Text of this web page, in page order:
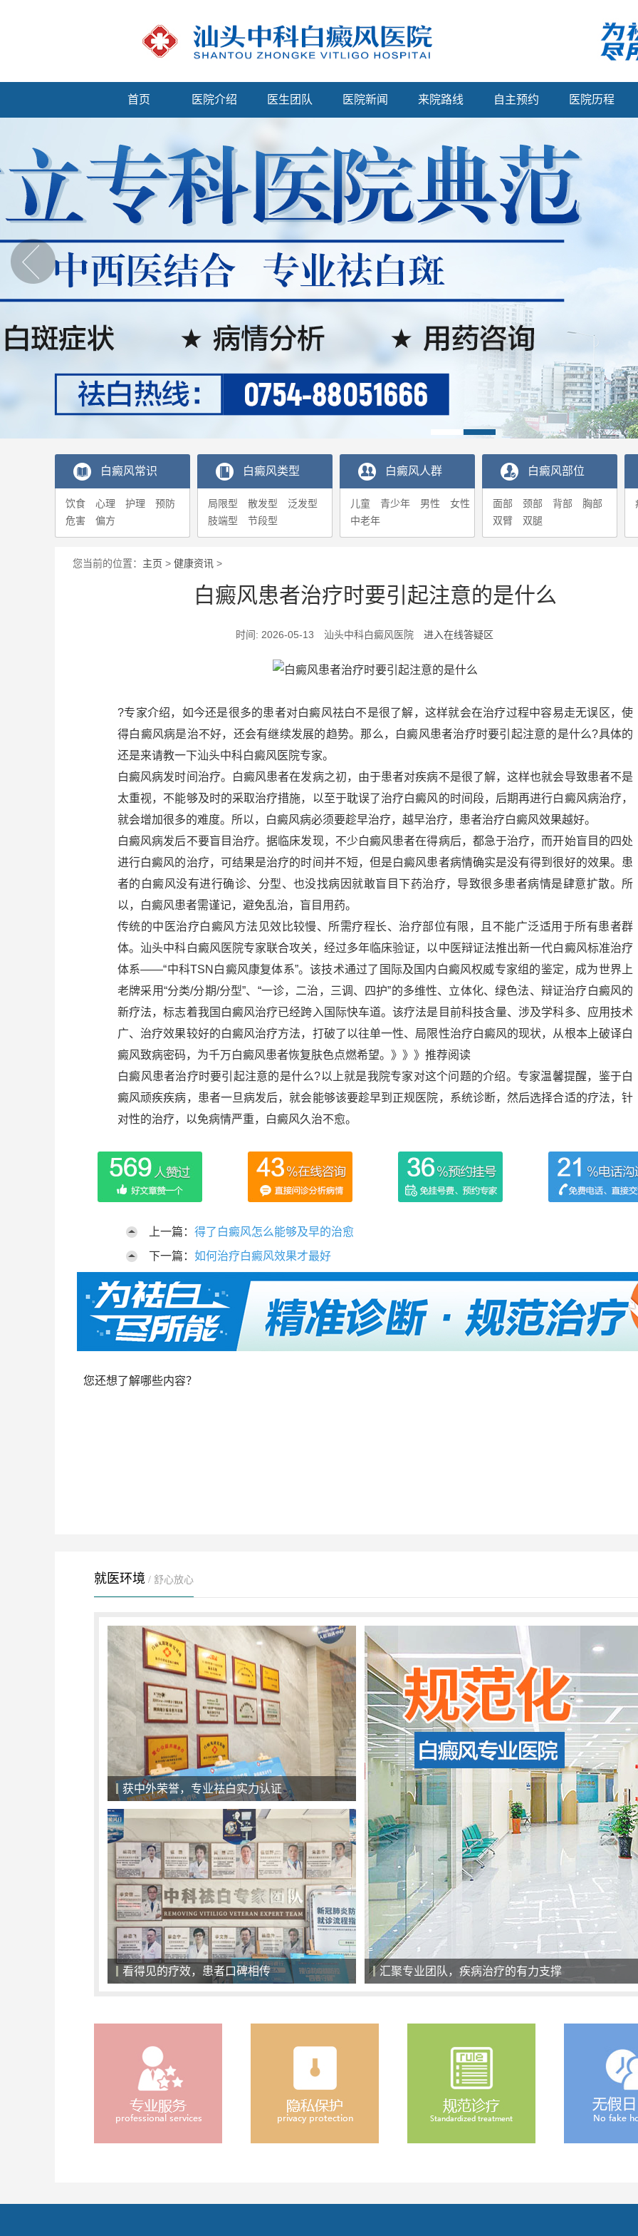
首页 医院介绍 医生团队 医院新闻 来院路线 自主预约 医院历程
白癜风常识
饮食 心理 护理
预防
危害
偏方
白癜风类型
局限型 散发型
泛发型
肢端型
节段型
白癜风人群
儿童 青少年 男性
女性
中老年
白癜风部位
面部 颈部 背部
胸部
双臂
双腿
您当前的位置： 主页 > 健康资讯 >
白癜风患者治疗时要引起注意的是什么
时间: 2026-05-13 汕头中科白癜风医院 进入在线答疑区
?专家介绍，如今还是很多的患者对白癜风祛白不是很了解，这样就会在治疗过程中容易走无误区，使
得白癜风病是治不好，还会有继续发展的趋势。那么，白癜风患者治疗时要引起注意的是什么?具体的
还是来请教一下汕头中科白癜风医院专家。
白癜风病发时间治疗。白癜风患者在发病之初，由于患者对疾病不是很了解，这样也就会导致患者不是
太重视，不能够及时的采取治疗措施，以至于耽误了治疗白癜风的时间段，后期再进行白癜风病治疗，
就会增加很多的难度。所以，白癜风病必须要趁早治疗，越早治疗，患者治疗白癜风效果越好。
白癜风病发后不要盲目治疗。据临床发现，不少白癜风患者在得病后，都急于治疗，而开始盲目的四处
进行白癜风的治疗，可结果是治疗的时间并不短，但是白癜风患者病情确实是没有得到很好的效果。患
者的白癜风没有进行确诊、分型、也没找病因就敢盲目下药治疗，导致很多患者病情是肆意扩散。所
以，白癜风患者需谨记，避免乱治，盲目用药。
传统的中医治疗白癜风方法见效比较慢、所需疗程长、治疗部位有限，且不能广泛适用于所有患者群
体。汕头中科白癜风医院专家联合攻关，经过多年临床验证，以中医辩证法推出新一代白癜风标准治疗
体系——“中科TSN白癜风康复体系”。该技术通过了国际及国内白癜风权威专家组的鉴定，成为世界上
老牌采用“分类/分期/分型”、“一诊，二治，三调、四护”的多维性、立体化、绿色法、辩证治疗白癜风的
新疗法，标志着我国白癜风治疗已经跨入国际快车道。该疗法是目前科技含量、涉及学科多、应用技术
广、治疗效果较好的白癜风治疗方法，打破了以往单一性、局限性治疗白癜风的现状，从根本上破译白
癜风致病密码，为千万白癜风患者恢复肤色点燃希望。》》》推荐阅读
白癜风患者治疗时要引起注意的是什么?以上就是我院专家对这个问题的介绍。专家温馨提醒，鉴于白
癜风顽疾疾病，患者一旦病发后，就会能够该要趁早到正规医院，系统诊断，然后选择合适的疗法，针
对性的治疗，以免病情严重，白癜风久治不愈。
上一篇： 得了白癜风怎么能够及早的治愈
下一篇： 如何治疗白癜风效果才最好
您还想了解哪些内容？
就医环境 / 舒心放心
获中外荣誉，专业祛白实力认证
看得见的疗效，患者口碑相传 汇聚专业团队，疾病治疗的有力支撑